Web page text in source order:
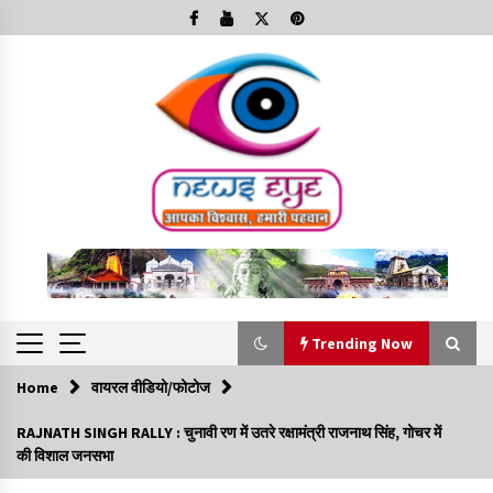
to
Trending Now
Trending Now
कार्यक्रम में शामिल हुए सीएम,आधुनिक मदरसों का नाम अब्दुल कलाम के नाम
Home वायरल वीडियो/फोटोज
RAJNATH SINGH RALLY : चुनावी रण में उतरे रक्षामंत्री राजनाथ सिंह, गोचर में
की विशाल जनसभा